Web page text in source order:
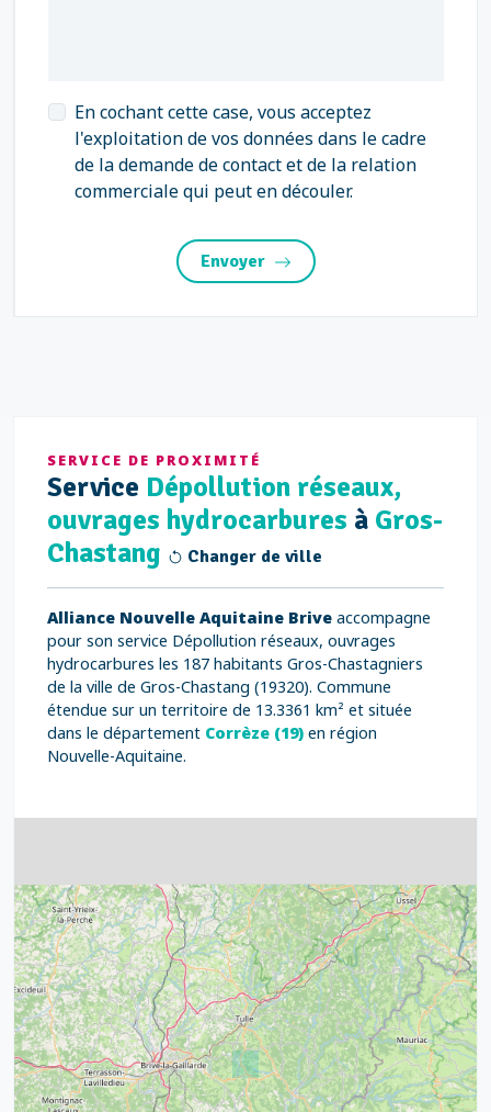
En cochant cette case, vous acceptez
l'exploitation de vos données dans le cadre
de la demande de contact et de la relation
commerciale qui peut en découler.
Envoyer
SERVICE DE PROXIMITÉ
Service Dépollution réseaux,
ouvrages hydrocarbures à Gros-
Chastang
Changer de ville
Alliance Nouvelle Aquitaine Brive accompagne
pour son service Dépollution réseaux, ouvrages
hydrocarbures les 187 habitants Gros-Chastagniers
de la ville de Gros-Chastang (19320). Commune
étendue sur un territoire de 13.3361 km² et située
dans le département Corrèze (19) en région
Nouvelle-Aquitaine.
4
15
32
39
52 68
43